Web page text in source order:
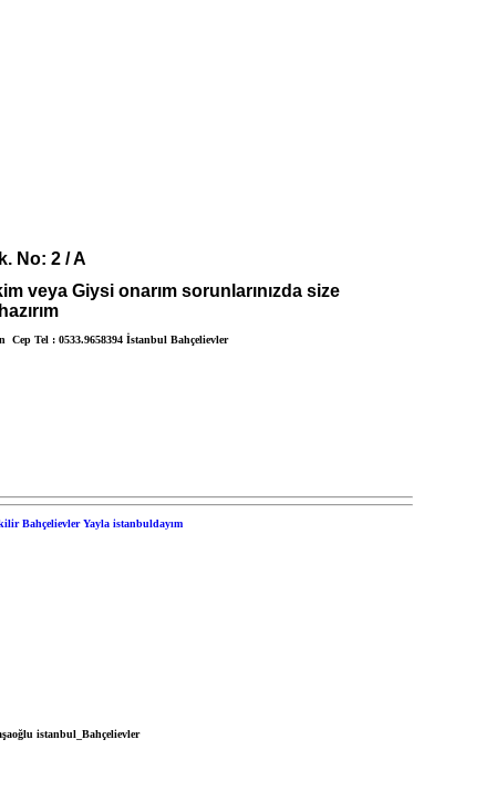
No: 2 / A
veya Giysi onarım sorunlarınızda size
Cep Tel : 0533.9658394 İstanbul Bahçelievler